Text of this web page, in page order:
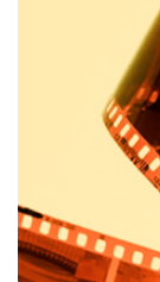
Багетная
Услуги и сервис